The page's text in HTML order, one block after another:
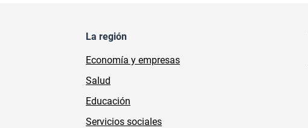
La región
Economía y empresas
Salud
Educación
Servicios sociales